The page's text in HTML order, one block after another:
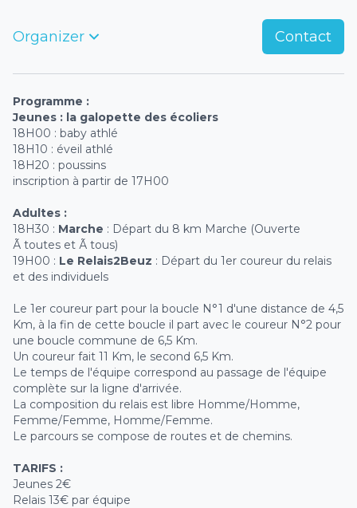
Organizer Contact
Programme :
Jeunes : la galopette des écoliers
18H00 : baby athlé
18H10 : éveil athlé
18H20 : poussins
inscription à partir de 17H00
Adultes :
18H30 : Marche : Départ du 8 km Marche (Ouverte
Ã toutes et Ã tous)
19H00 : Le Relais2Beuz : Départ du 1er coureur du relais
et des individuels
Le 1er coureur part pour la boucle N°1 d'une distance de 4,5
Km, à la fin de cette boucle il part avec le coureur N°2 pour
une boucle commune de 6,5 Km.
Un coureur fait 11 Km, le second 6,5 Km.
Le temps de l'équipe correspond au passage de l'équipe
complète sur la ligne d'arrivée.
La composition du relais est libre Homme/Homme,
Femme/Femme, Homme/Femme.
Le parcours se compose de routes et de chemins.
TARIFS :
Jeunes 2€
Relais 13€ par équipe